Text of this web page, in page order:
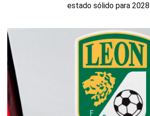
estado sólido para 2028